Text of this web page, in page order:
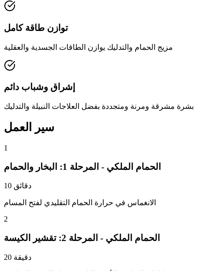
توازن طاقة كامل
مزيج الحمام والتدليك يوازن الطاقات الجسدية والعقلية
إشراق وشباب دائم
بشرة مشرقة ومرنة ومتجددة بفضل العلاجات النبيلة والتدليك
سير العمل
1
الحمام الملكي - المرحلة 1: البخار والحمام
10 دقائق
الانغماس في حرارة الحمام التقليدي لفتح المسام
2
الحمام الملكي - المرحلة 2: تقشير الكيسة
20 دقيقة